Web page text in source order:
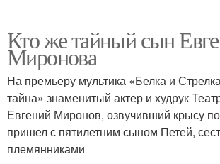
Кто же тайный сын
Миронова
На премьеру мультика «Белка и
тайна» знаменитый актер и худрук
Евгений Миронов, озвучивший крысу
пришел с пятилетним сыном Петей,
племянниками